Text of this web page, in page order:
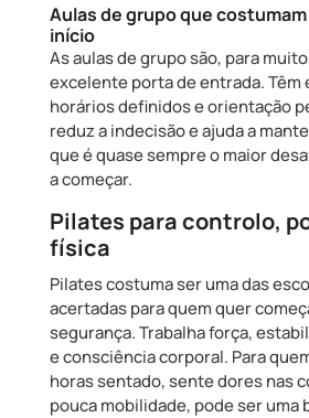
Aulas de grupo que
início
As aulas de grupo são, para
excelente porta de entrada. Têm
horários definidos e orientação
reduz a indecisão e ajuda a
que é quase sempre o maior
a começar.
Pilates para controlo,
física
Pilates costuma ser uma das
acertadas para quem quer
segurança. Trabalha força,
e consciência corporal. Para
horas sentado, sente dores nas
pouca mobilidade, pode ser uma